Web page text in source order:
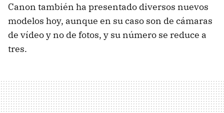
Canon también ha presentado diversos nuevos
modelos hoy, aunque en su caso son de cámaras
de vídeo y no de fotos, y su número se reduce a
tres.